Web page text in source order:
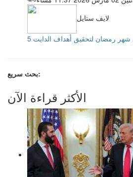
لايف ستايل
شهر رمضان لتحقيق أهداف الدايت
بحث سريع:
الأكثر قراءة الآن